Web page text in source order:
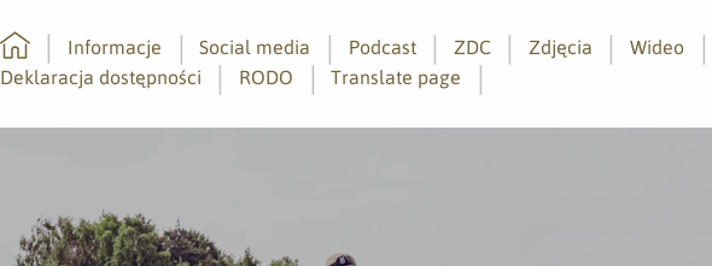
Strona główna
Informacje Social media Podcast ZDC Zdjęcia Wideo
Deklaracja dostępności
RODO Translate page